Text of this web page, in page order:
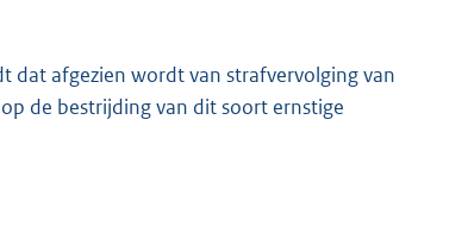
dat afgezien wordt van strafvervolging van
de bestrijding van dit soort ernstige